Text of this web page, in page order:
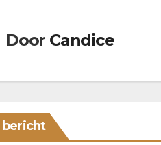
Door Candice
bericht